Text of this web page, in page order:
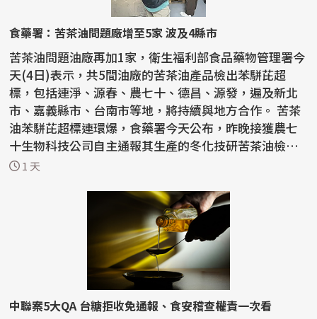
食藥署：苦茶油問題廠增至5家 波及4縣市
苦茶油問題油廠再加1家，衛生福利部食品藥物管理署今
天(4日)表示，共5間油廠的苦茶油產品檢出苯駢芘超
標，包括連淨、源春、農七十、德昌、源發，遍及新北
市、嘉義縣市、台南市等地，將持續與地方合作。 苦茶
油苯駢芘超標連環爆，食藥署今天公布，昨晚接獲農七
十生物科技公司自主通報其生產的冬化技研苦茶油檢出
苯駢芘...
1 天
中聯案5大QA 台糖拒收免通報、食安稽查權責一次看